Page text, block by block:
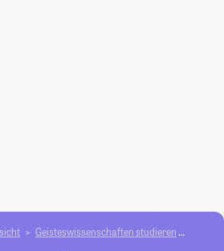
Geisteswissenschaften studieren